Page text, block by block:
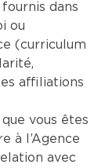
dans
ou
(curriculum
affiliations
vous êtes
à l’Agence
avec